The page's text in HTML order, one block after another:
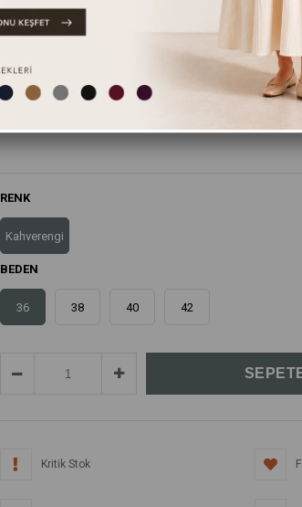
RENK
Kahverengi
BEDEN
36 38 40 42
Kritik Stok